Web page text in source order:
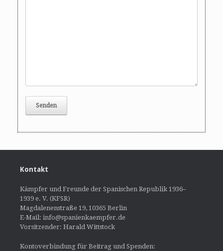
Kontakt
Kämpfer und Freunde der Spanischen Republik 1936–
1939 e. V. (KFSR)
Magdalenenstraße 19, 10365 Berlin
E-Mail: info@spanienkaempfer.de
Vorsitzender: Harald Wittstock
Kontoverbindung für Beitrag und Spenden: